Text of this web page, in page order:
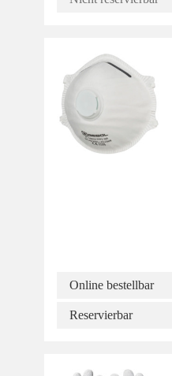
Online bestellbar
Reservierbar